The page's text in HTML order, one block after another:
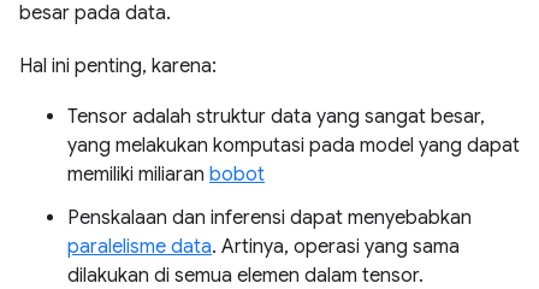
besar pada data.
Hal ini penting, karena:
Tensor adalah struktur data yang sangat besar,
yang melakukan komputasi pada model yang dapat
memiliki miliaran bobot
Penskalaan dan inferensi dapat menyebabkan
paralelisme data. Artinya, operasi yang sama
dilakukan di semua elemen dalam tensor.